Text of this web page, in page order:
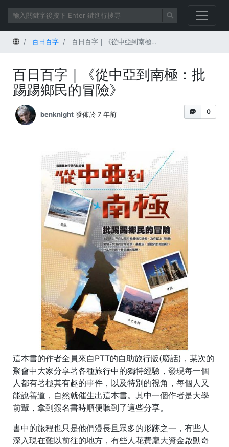
首頁 百日百字 百日百字｜《從中亞到南極：批踢踢鄉民的冒險》
百日百字｜《從中亞到南極：批
踢踢鄉民的冒險》
0
benknight 發佈於 7 年前
這本書的作者全員來自PTT的自助旅行版(廢話)，某次的
聚會中大家分享著各種旅行中的獨特經驗，發現每一個
人都有著極其有趣的事件，以及特別的視角，每個人又
能說善道，自然就催生出這本書。其中一個作者是大學
前輩，拿到簽名書時順便聽到了這些分享。
書中的旅程也只是他們漫長且眾多的形跡之一，有些人
深入現在難以前往的地方，有些人花費龐大資金啟動奇